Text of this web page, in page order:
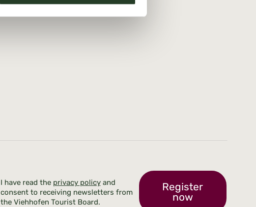
I have read the privacy policyand
consent to receiving newsletters from
the Viehhofen Tourist Board.
Register
now